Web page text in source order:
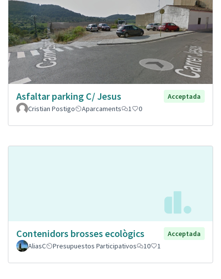
Asfaltar parking C/ Jesus
Acceptada
Cristian Postigo
Aparcaments 1 0
Contenidors brosses ecològics
Acceptada
AliasC
Presupuestos Participativos 10 1